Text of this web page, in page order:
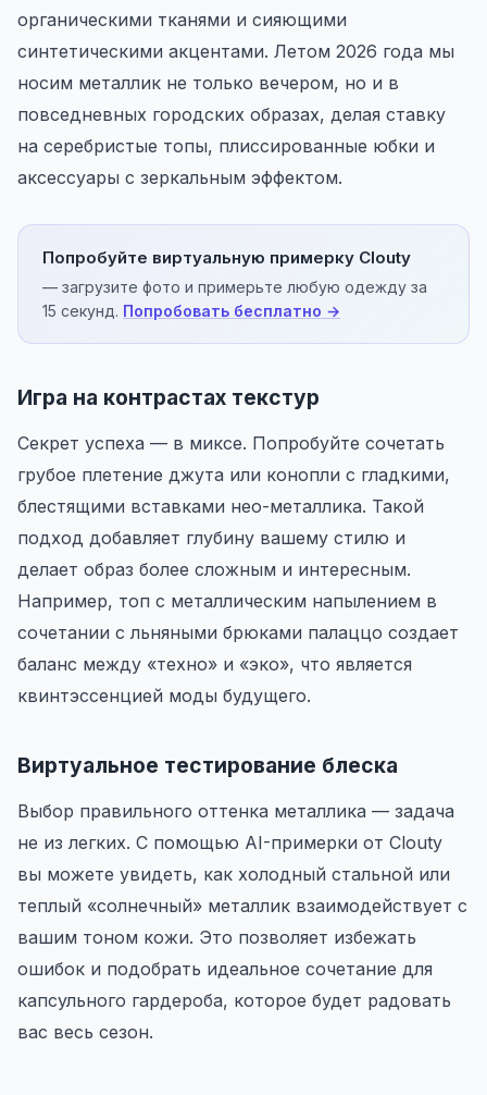
органическими тканями и сияющими
синтетическими акцентами. Летом 2026 года мы
носим металлик не только вечером, но и в
повседневных городских образах, делая ставку
на серебристые топы, плиссированные юбки и
аксессуары с зеркальным эффектом.
Попробуйте виртуальную примерку Clouty
— загрузите фото и примерьте любую одежду за
15 секунд. Попробовать бесплатно →
Игра на контрастах текстур
Секрет успеха — в миксе. Попробуйте сочетать
грубое плетение джута или конопли с гладкими,
блестящими вставками нео-металлика. Такой
подход добавляет глубину вашему стилю и
делает образ более сложным и интересным.
Например, топ с металлическим напылением в
сочетании с льняными брюками палаццо создает
баланс между «техно» и «эко», что является
квинтэссенцией моды будущего.
Виртуальное тестирование блеска
Выбор правильного оттенка металлика — задача
не из легких. С помощью AI-примерки от Clouty
вы можете увидеть, как холодный стальной или
теплый «солнечный» металлик взаимодействует с
вашим тоном кожи. Это позволяет избежать
ошибок и подобрать идеальное сочетание для
капсульного гардероба, которое будет радовать
вас весь сезон.